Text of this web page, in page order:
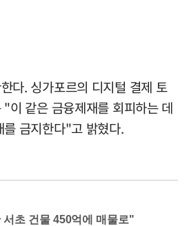
다. 싱가포르의 디지털 결제 토
이 같은 금융제재를 회피하는 데
금지한다"고 밝혔다.
초 건물 450억에 매물로"